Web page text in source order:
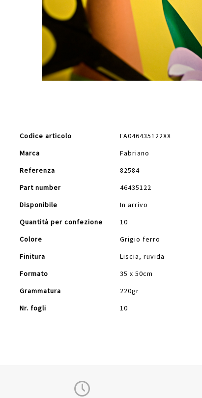
immagini
Maggiori
Codice articolo
FA046435122XX
Marca
Fabriano
Referenza
82584
Part number
46435122
Disponibile
In arrivo
Quantità per confezione
10
Colore
Grigio ferro
Finitura
Liscia, ruvida
Formato
35 x 50cm
Grammatura
220gr
Nr. fogli
10